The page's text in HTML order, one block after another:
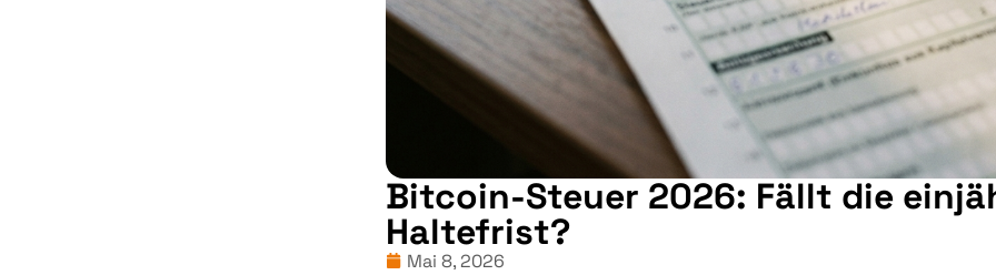
Bitcoin-Steuer 2026: Fällt die
Haltefrist?
Mai 8, 2026